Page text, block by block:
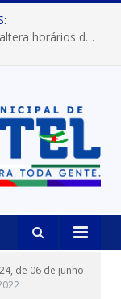
Prefeitura de Portel prorroga inscrições e altera horários dos concursos “Musa” e “Miss Mix Verão 2026”
de 06 de junho